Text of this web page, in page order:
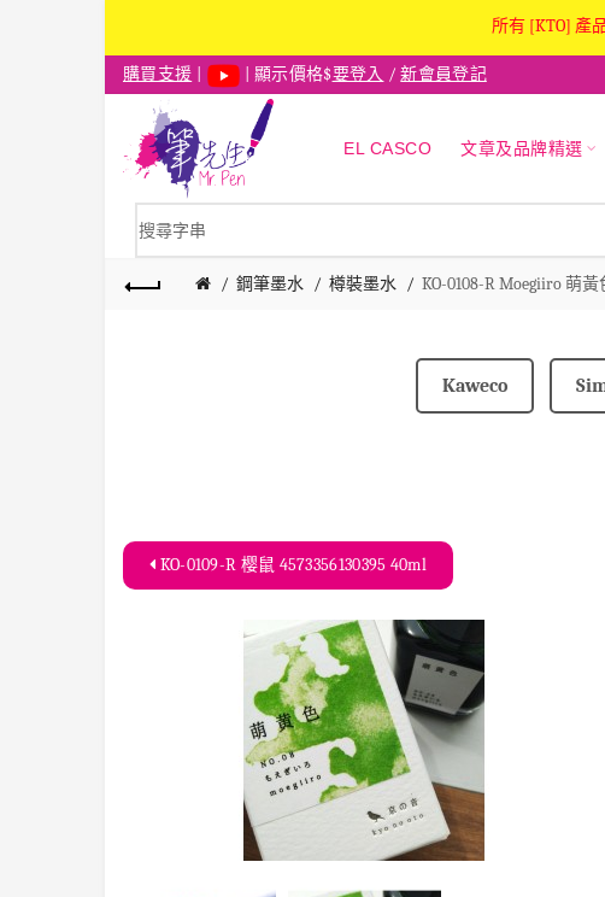
所有 [KTO] 產
購買支援 | 顯示價格$要登入 /新會員登記
EL CASCO 文章及品牌精選
鋼筆墨水 樽裝墨水 KO-0108-R Moegiiro 萌
Kaweco
KO-0109-R 樱鼠 4573356130395 40ml